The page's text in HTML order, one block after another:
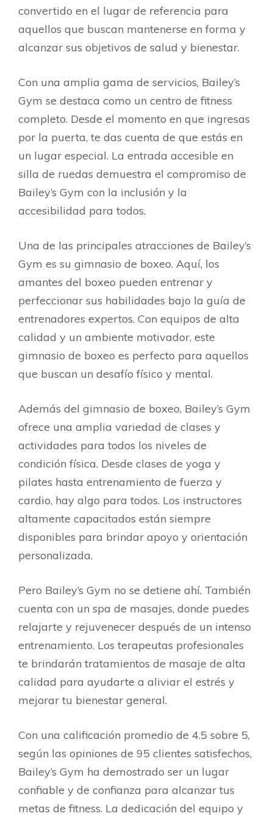
convertido en el lugar de referencia para
aquellos que buscan mantenerse en forma y
alcanzar sus objetivos de salud y bienestar.
Con una amplia gama de servicios, Bailey’s
Gym se destaca como un centro de fitness
completo. Desde el momento en que ingresas
por la puerta, te das cuenta de que estás en
un lugar especial. La entrada accesible en
silla de ruedas demuestra el compromiso de
Bailey’s Gym con la inclusión y la
accesibilidad para todos.
Una de las principales atracciones de Bailey’s
Gym es su gimnasio de boxeo. Aquí, los
amantes del boxeo pueden entrenar y
perfeccionar sus habilidades bajo la guía de
entrenadores expertos. Con equipos de alta
calidad y un ambiente motivador, este
gimnasio de boxeo es perfecto para aquellos
que buscan un desafío físico y mental.
Además del gimnasio de boxeo, Bailey’s Gym
ofrece una amplia variedad de clases y
actividades para todos los niveles de
condición física. Desde clases de yoga y
pilates hasta entrenamiento de fuerza y
cardio, hay algo para todos. Los instructores
altamente capacitados están siempre
disponibles para brindar apoyo y orientación
personalizada.
Pero Bailey’s Gym no se detiene ahí. También
cuenta con un spa de masajes, donde puedes
relajarte y rejuvenecer después de un intenso
entrenamiento. Los terapeutas profesionales
te brindarán tratamientos de masaje de alta
calidad para ayudarte a aliviar el estrés y
mejorar tu bienestar general.
Con una calificación promedio de 4.5 sobre 5,
según las opiniones de 95 clientes satisfechos,
Bailey’s Gym ha demostrado ser un lugar
confiable y de confianza para alcanzar tus
metas de fitness. La dedicación del equipo y